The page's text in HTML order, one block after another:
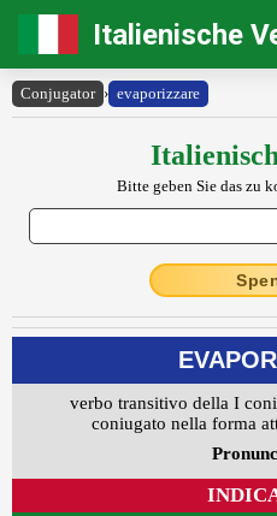
Italienische
Conjugator › evaporizzare
Bitte geben Sie das zu
verbo transitivo della I
coniugato nella forma